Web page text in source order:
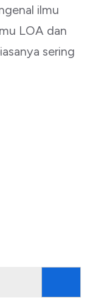
ilmu
LOA dan
sering